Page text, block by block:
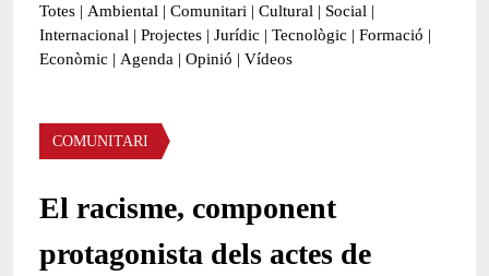
Totes | Ambiental | Comunitari | Cultural | Social |
Internacional | Projectes | Jurídic | Tecnològic | Formació |
Econòmic | Agenda | Opinió | Vídeos
Àmbit de la notícia
COMUNITARI
El racisme, component
protagonista dels actes de